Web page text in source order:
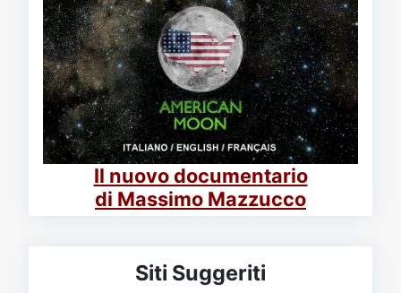
Il nuovo documentario
di Massimo Mazzucco
Siti Suggeriti